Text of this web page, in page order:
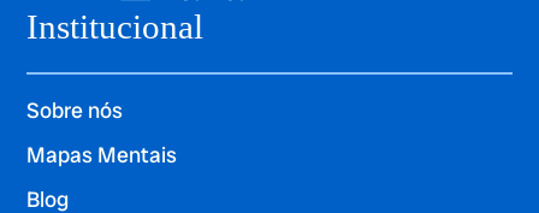
Institucional
Sobre nós
Mapas Mentais
Blog